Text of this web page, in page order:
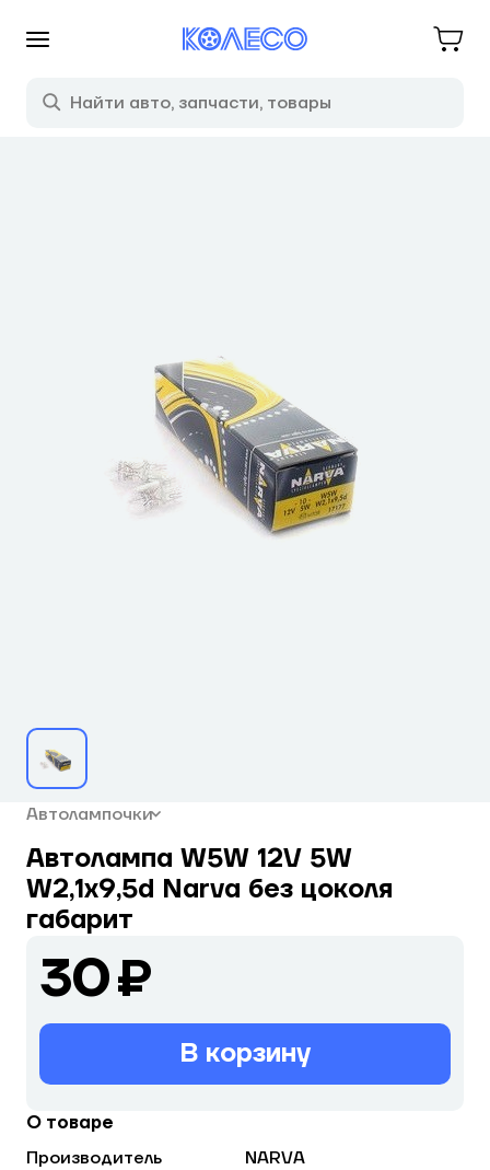
Автолампочки
Автолампа W5W 12V 5W
W2,1x9,5d Narva без цоколя
габарит
30 ₽
В корзину
О товаре
Производитель
NARVA